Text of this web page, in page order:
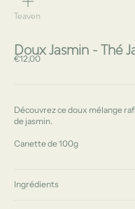
Teaven
Doux Jasmin - Thé
Prix de vente
€12,00
Découvrez ce doux mélange
de jasmin.
Canette de 100g
Ingrédients